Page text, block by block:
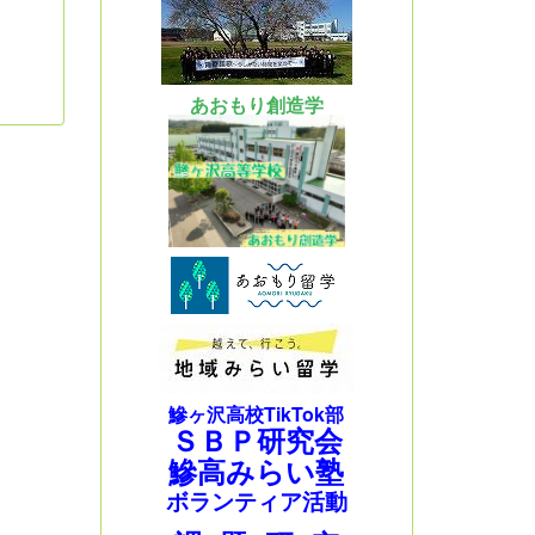
あおもり創造学
鰺ヶ沢高校TikTok部
ＳＢＰ研究会
鰺高みらい塾
ボランティア活動